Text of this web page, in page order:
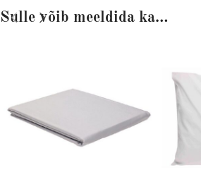
Sulle võib meeldida ka…